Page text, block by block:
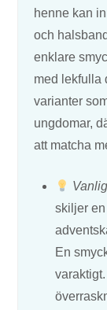
henne kan
och
enklare
med lekfulla
varianter
ungdomar,
att matcha
skiljer
En